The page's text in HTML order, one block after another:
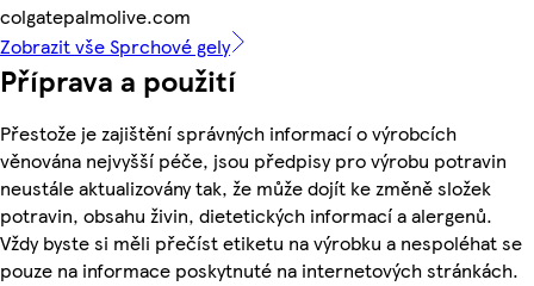
colgatepalmolive.com
Zobrazit vše Sprchové gely
Příprava a použití
Přestože je zajištění správných informací o výrobcích
věnována nejvyšší péče, jsou předpisy pro výrobu potravin
neustále aktualizovány tak, že může dojít ke změně složek
potravin, obsahu živin, dietetických informací a alergenů.
Vždy byste si měli přečíst etiketu na výrobku a nespoléhat se
pouze na informace poskytnuté na internetových stránkách.